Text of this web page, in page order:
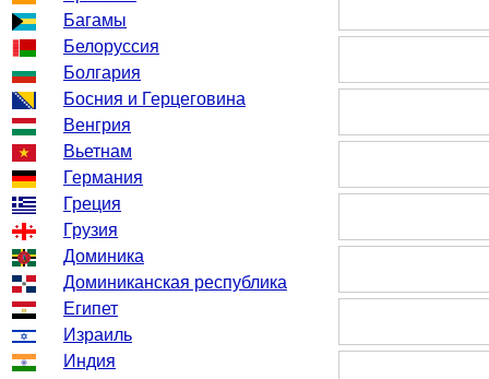
Багамы
Белоруссия
Болгария
Босния и Герцеговина
Венгрия
Вьетнам
Германия
Греция
Грузия
Доминика
Доминиканская республика
Египет
Израиль
Индия